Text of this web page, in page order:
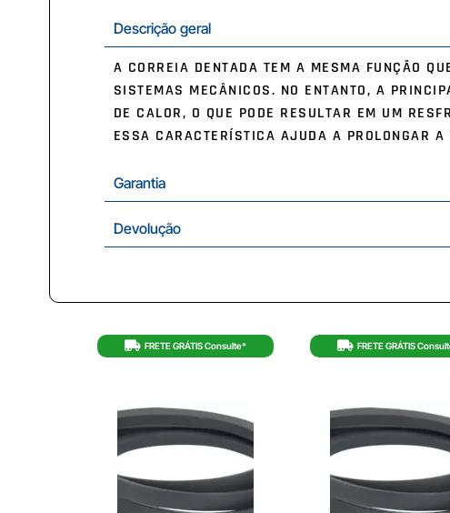
Descrição geral
A CORREIA DENTADA TEM A MESMA FUNÇÃO
SISTEMAS MECÂNICOS. NO ENTANTO, A
DE CALOR, O QUE PODE RESULTAR EM UM
ESSA CARACTERÍSTICA AJUDA A PROLONGAR
Garantia
Devolução
FRETE GRÁTIS Consulte* FRETE GRÁTIS